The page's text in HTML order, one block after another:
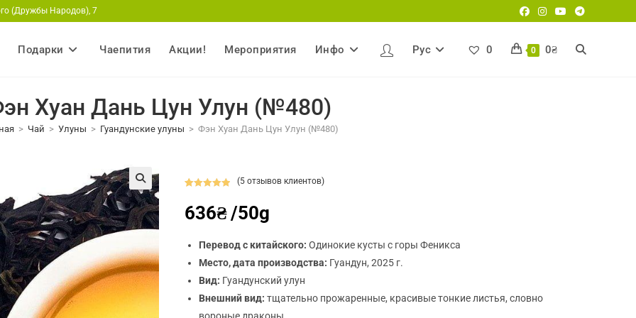
(Дружбы Народов), 7
Подарки Чаепития Акции! Мероприятия Инфо Рус 0 0 0₴
Хуан Дань Цун Улун (№480)
> Чай > Улуны > Гуандунские улуны > Фэн Хуан Дань Цун Улун (№480)
🔍
5.00из 5 на
основе
пользовател
ей
(5отзывов клиентов)
636₴/50g
Перевод с китайского: Одинокие кусты с горы Феникса
Место, дата производства: Гуандун, 2025 г.
Вид: Гуандунский улун
Внешний вид: тщательно прожаренные, красивые тонкие листья, словно